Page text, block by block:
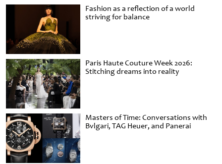
Fashion as a reflection of a world
striving for balance
Paris Haute Couture Week 2026:
Stitching dreams into reality
Masters of Time: Conversations with
Bvlgari, TAG Heuer, and Panerai